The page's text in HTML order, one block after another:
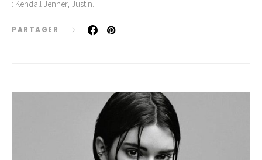
: Kendall Jenner, Justin…
PARTAGER